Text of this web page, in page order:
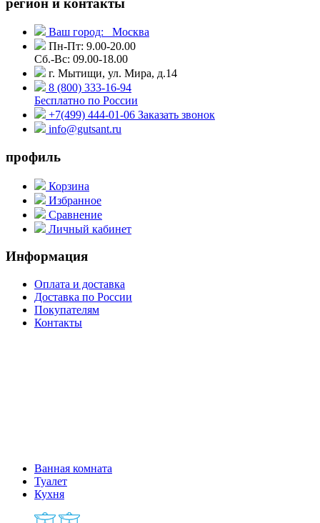
Ваш город:
Москва
Пн-Пт: 9.00-20.00
Сб.-Вс: 09.00-18.00
г. Мытищи, ул. Мира, д.14
8 (800) 333-16-94
Бесплатно по России
+7(499) 444-01-06 Заказать звонок
info@gutsant.ru
профиль
Корзина
Избранное
Сравнение
Личный кабинет
Информация
Оплата и доставка
Доставка по России
Покупателям
Контакты
Ванная комната
Туалет
Кухня